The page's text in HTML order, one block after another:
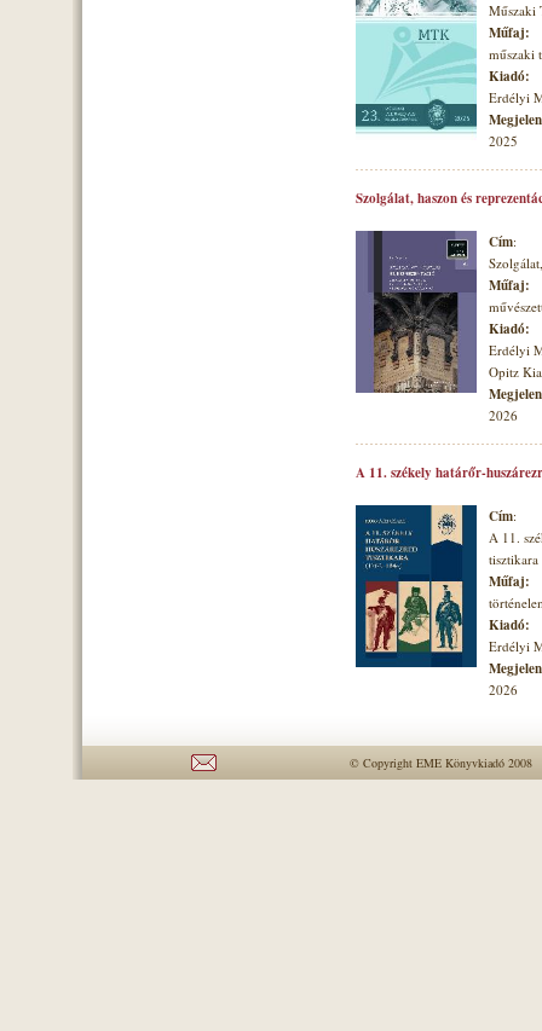
Műszaki
Műfaj:
műszaki
Kiadó:
Erdélyi
2025
Szolgálat, haszon és
Cím:
Műfaj:
Kiadó:
Erdélyi
Opitz
2026
A 11. székely határőr-
Cím:
A 11.
tisztikara
Műfaj:
Kiadó:
Erdélyi
2026
© Copyright EME Könyvkiadó 2008